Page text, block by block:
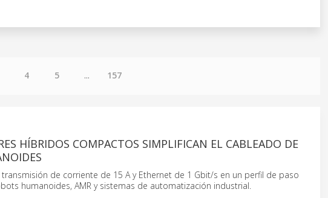
4 5 ... 157
HÍBRIDOS COMPACTOS SIMPLIFICAN EL CABLEADO DE
de corriente de 15 A y Ethernet de 1 Gbit/s en un perfil de paso
humanoides, AMR y sistemas de automatización industrial.